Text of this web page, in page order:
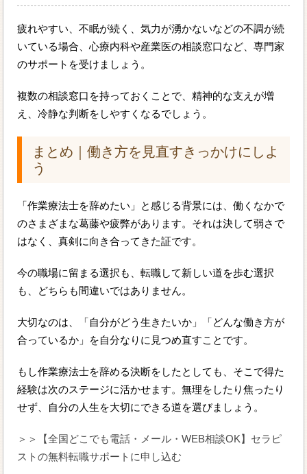
疲れやすい、不眠が続く、気力が湧かないなどの不調が続
いている場合、心療内科や産業医の相談窓口など、専門家
のサポートを受けましょう。
複数の相談窓口を持っておくことで、精神的な支えが増
え、冷静な判断をしやすくなるでしょう。
まとめ｜働き方を見直すきっかけにしよ
う
「作業療法士を辞めたい」と感じる背景には、働くなかで
のさまざまな葛藤や疲弊があります。それは決して弱さで
はなく、真剣に向き合ってきた証です。
今の職場に留まる選択も、転職して新しい道を歩む選択
も、どちらも間違いではありません。
大切なのは、「自分がどう生きたいか」「どんな働き方が
合っているか」を自分なりに見つめ直すことです。
もし作業療法士を辞める決断をしたとしても、そこで得た
経験は次のステージに活かせます。無理をしたり焦ったり
せず、自分の人生を大切にできる道を選びましょう。
＞＞【全国どこでも電話・メール・WEB相談OK】セラピ
ストの無料転職サポートに申し込む